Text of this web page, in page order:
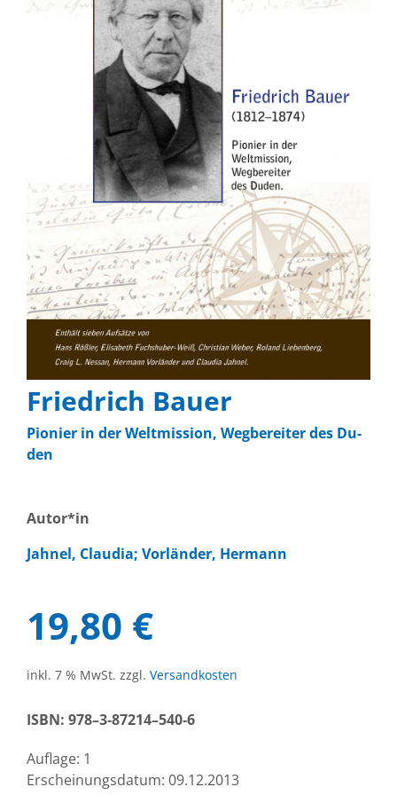
Fried­rich Bau­er
Pio­nier in der Welt­mis­si­on, Weg­be­rei­ter des Du­
den
Autor*in
Jahn­el, Clau­dia; Vor­län­der, Her­mann
19,80 €
inkl. 7 % MwSt. zzgl. Ver­sand­kos­ten
ISBN: 978–3‑87214–540‑6
Auf­la­ge: 1
Er­schei­nungs­da­tum: 09.12.2013